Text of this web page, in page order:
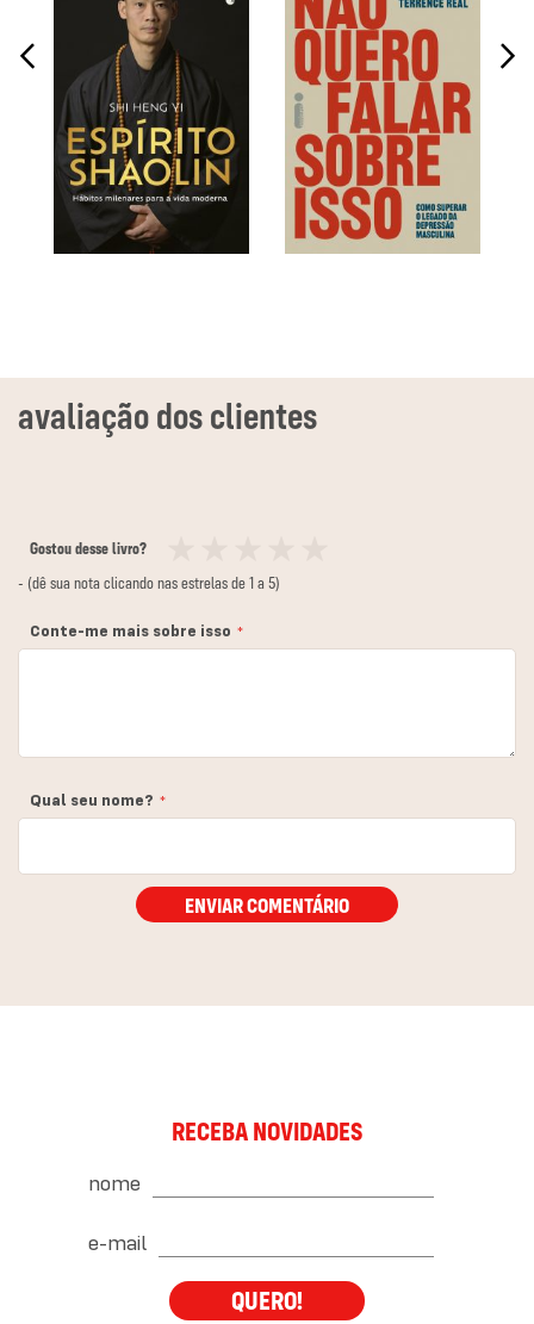
Gostou desse livro?
12
3
4
5
- (dê sua nota clicando nas estrelas de 1 a 5)
Conte-me mais sobre isso
Qual seu nome?
ENVIAR COMENTÁRIO
RECEBA NOVIDADES
nome
e-mail
QUERO!